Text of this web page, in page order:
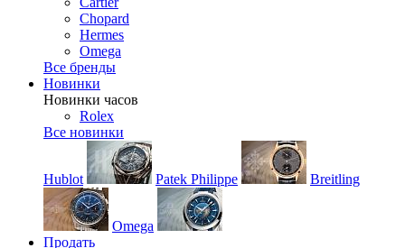
Chopard
Hermes
Omega
Все бренды
Новинки
Новинки часов
Rolex
Все новинки
Hublot Patek Philippe Breitling
Omega
Продать